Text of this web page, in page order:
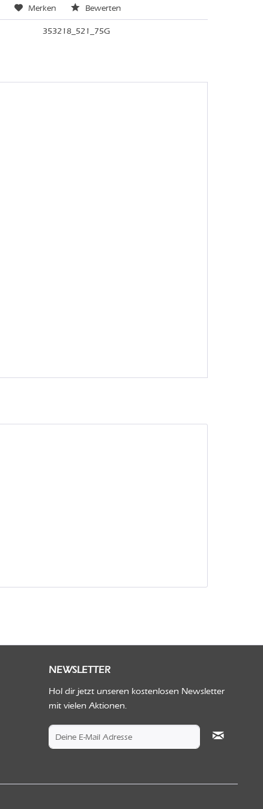
Merken Bewerten
353218_521_75G
NEWSLETTER
Hol dir jetzt unseren kostenlosen Newsletter
mit vielen Aktionen.